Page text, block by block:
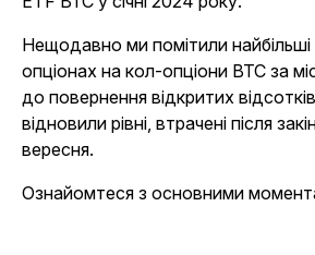
Нещодавно ми помітили найбільші
опціонах на кол-опціони BTC за
до повернення відкритих відсотків
відновили рівні, втрачені після
вересня.
Ознайомтеся з основними